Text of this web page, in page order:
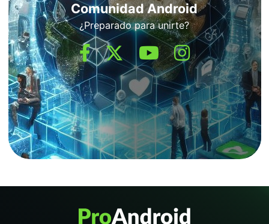
Comunidad Android
¿Preparado para unirte?